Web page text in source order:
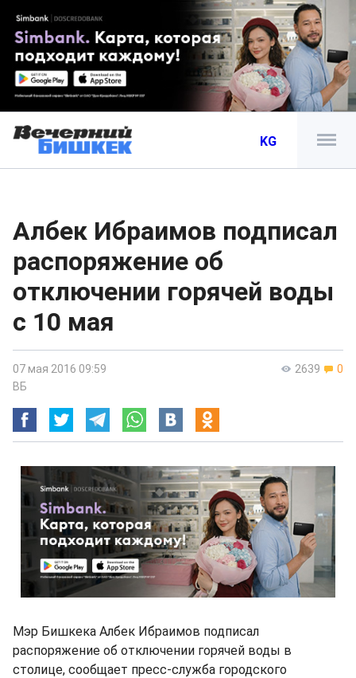
KG
Албек Ибраимов подписал
распоряжение об
отключении горячей воды
с 10 мая
2639 0
07 мая 2016 09:59
ВБ
Мэр Бишкека Албек Ибраимов подписал
распоряжение об отключении горячей воды в
столице, сообщает пресс-служба городского